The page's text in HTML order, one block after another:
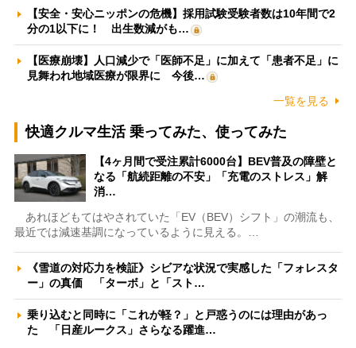
【安全・安心ニッポンの危機】採用試験受験者数は10年間で2
分の1以下に！ 出生数減がも…
【医療崩壊】人口減少で「医師不足」に加えて「患者不足」に
見舞われ地域医療が限界に 今後…
一覧を見る
快適クルマ生活 乗ってみた、使ってみた
【4ヶ月間で受注累計6000台】BEV普及の障壁と
なる「航続距離の不安」「充電のストレス」解
消…
あれほどもてはやされていた「EV（BEV）シフト」の潮流も、
最近では減速基調になっているように見える。…
《雪道の対応力を検証》シビアな状況で実感した「フォレスタ
ー」の真価 「ターボ」と「スト…
乗り込むと同時に「これが軽？」と戸惑うのには理由があっ
た 「日産ルークス」さらなる躍進…